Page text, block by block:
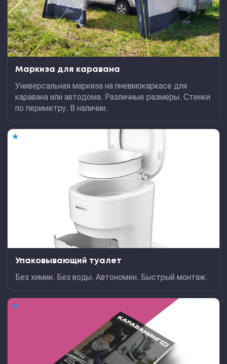
Маркиза для каравана
Универсальная маркиза на пневмокаркасе для
каравана или автодома. Различные размеры. Стенки
по периметру. В наличии.
★
Упаковывающий туалет
Без химии. Без воды. Автономен. Быстрый монтаж.
★